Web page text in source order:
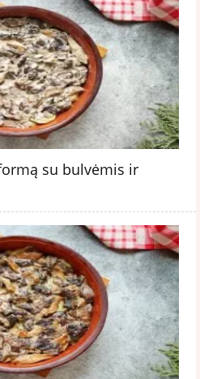
su bulvėmis ir